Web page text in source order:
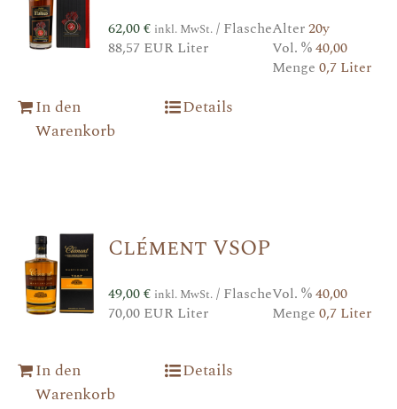
62,00€ inkl. MwSt./ Flasche
88,57 EUR Liter
Alter20y
Vol. %40,00
Menge 0,7 Liter
In den
Warenkorb
Details
Clément VSOP
49,00€ inkl. MwSt./ Flasche
70,00 EUR Liter
Vol. %40,00
Menge 0,7 Liter
In den
Warenkorb
Details